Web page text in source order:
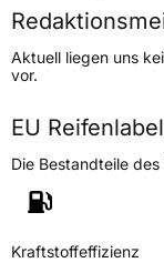
Lastindex95
Höchstlast690 kg
Generelle
Fahrzeugtyp
Verwendung
Aktuell liegen uns
vor.
EU Reifenlabel
Die Bestandteile
Kraftstoffeffizienz